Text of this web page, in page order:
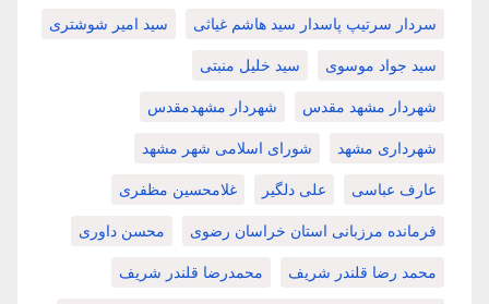
سردار سرتیپ پاسدار سید هاشم غیاثی سید امیر شوشتری
سید جواد موسوی سید خلیل منبتی
شهردار مشهد مقدس شهردار مشهدمقدس
شهرداری مشهد شورای اسلامی شهر مشهد
عارف عباسی علی دلگیر غلامحسین مظفری
فرمانده مرزبانی استان خراسان رضوی محسن داوری
محمد رضا قلندر شریف محمدرضا قلندر شریف